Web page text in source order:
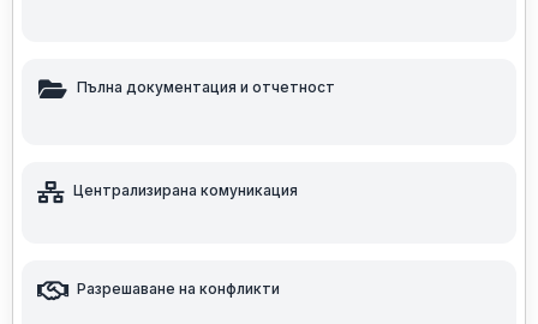
Пълна документация и отчетност
Централизирана комуникация
Разрешаване на конфликти